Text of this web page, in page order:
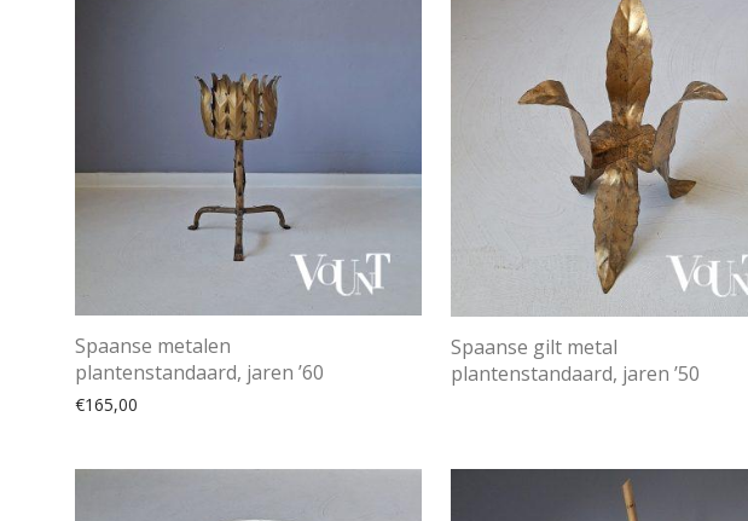
Spaanse metalen
plantenstandaard, jaren ’60
€165,00
Spaanse gilt metal
plantenstandaard, jaren ’50